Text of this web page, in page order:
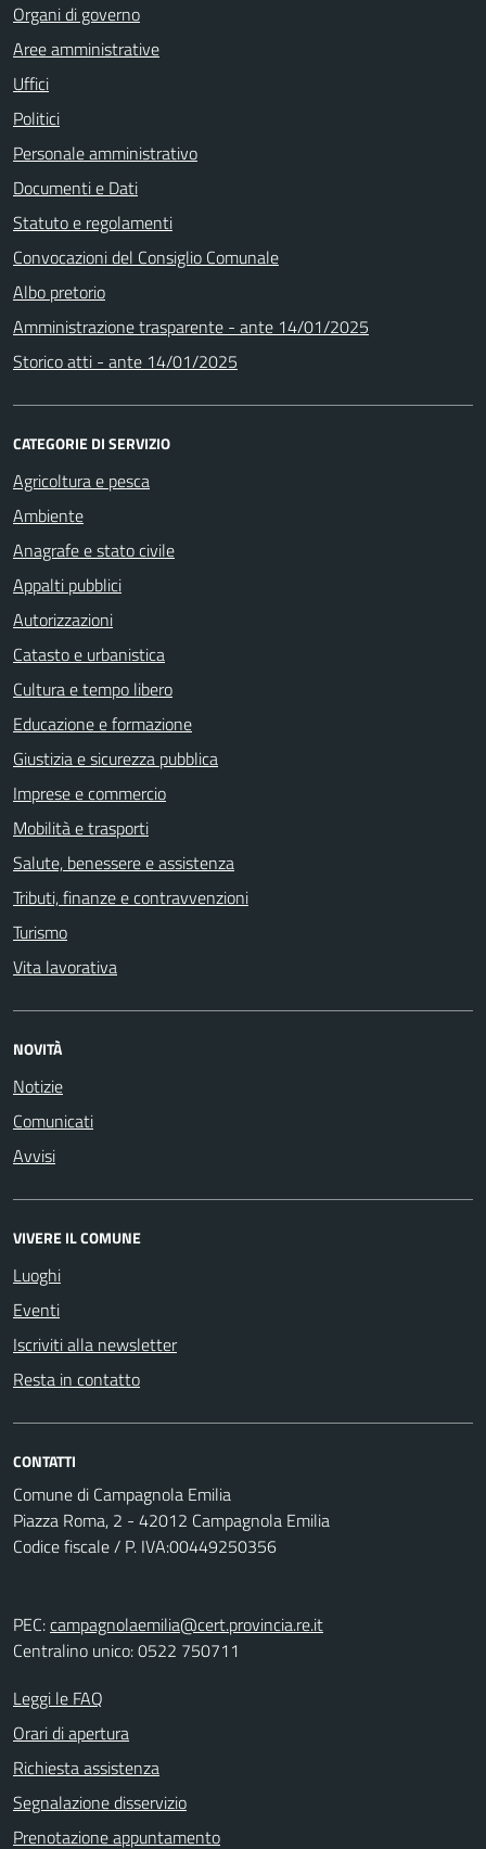
Organi di governo
Aree amministrative
Uffici
Politici
Personale amministrativo
Documenti e Dati
Statuto e regolamenti
Convocazioni del Consiglio Comunale
Albo pretorio
Amministrazione trasparente - ante 14/01/2025
Storico atti - ante 14/01/2025
CATEGORIE DI SERVIZIO
Agricoltura e pesca
Ambiente
Anagrafe e stato civile
Appalti pubblici
Autorizzazioni
Catasto e urbanistica
Cultura e tempo libero
Educazione e formazione
Giustizia e sicurezza pubblica
Imprese e commercio
Mobilità e trasporti
Salute, benessere e assistenza
Tributi, finanze e contravvenzioni
Turismo
Vita lavorativa
NOVITÀ
Notizie
Comunicati
Avvisi
VIVERE IL COMUNE
Luoghi
Eventi
Iscriviti alla newsletter
Resta in contatto
CONTATTI
Comune di Campagnola Emilia
Piazza Roma, 2 - 42012 Campagnola Emilia
Codice fiscale / P. IVA:00449250356
PEC:campagnolaemilia@cert.provincia.re.it
Centralino unico: 0522 750711
Leggi le FAQ
Orari di apertura
Richiesta assistenza
Segnalazione disservizio
Prenotazione appuntamento